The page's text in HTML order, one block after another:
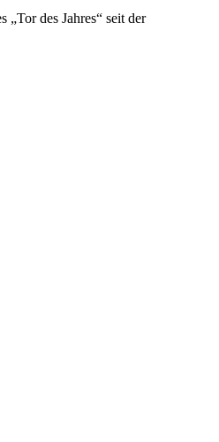
des Jahres“ seit der